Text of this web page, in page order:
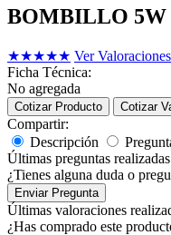
BOMBILLO 5W
★★★★★ Ver Valoraciones
Ficha Técnica:
No agregada
Cotizar Producto Cotizar
Compartir:
Descripción
Últimas preguntas realizadas
¿Tienes alguna duda o
Enviar Pregunta
Últimas valoraciones
¿Has comprado este